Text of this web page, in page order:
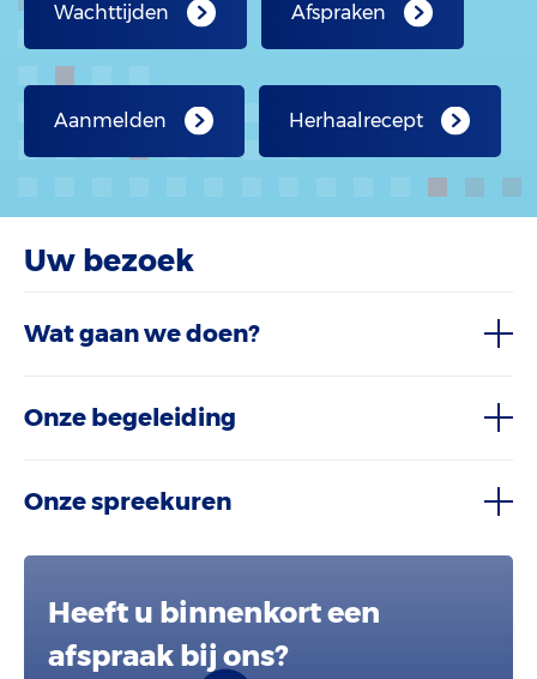
Wachttijden Afspraken
Aanmelden Herhaalrecept
Uw bezoek
Wat gaan we doen?
Onze begeleiding
Onze spreekuren
Heeft u binnenkort een
afspraak bij ons?